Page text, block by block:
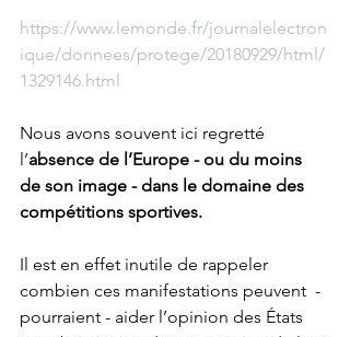
https://www.lemonde.fr/journalelectron
ique/donnees/protege/20180929/html/
1329146.html
Nous avons souvent ici regretté
l’absence de l’Europe - ou du moins
de son image - dans le domaine des
compétitions sportives.
Il est en effet inutile de rappeler
combien ces manifestations peuvent  -
pourraient - aider l’opinion des États